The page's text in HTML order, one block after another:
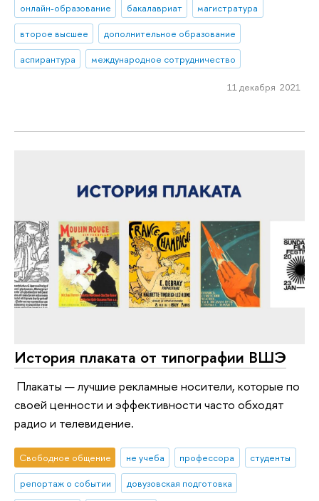
онлайн-образование
бакалавриат
магистратура
второе высшее
дополнительное образование
аспирантура
международное сотрудничество
11 декабря 2021
История плаката от типографии ВШЭ
Плакаты — лучшие рекламные носители, которые по
своей ценности и эффективности часто обходят
радио и телевидение.
Свободное общение не учеба профессора
студенты
репортаж о событии
довузовская подготовка